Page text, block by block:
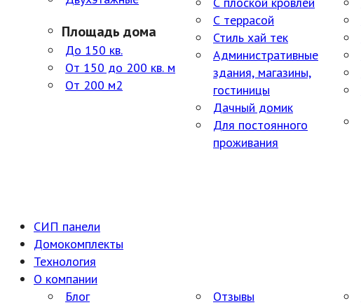
Площадь дома
До 150 кв.
От 150 до 200 кв. м
От 200 м2
С террасой
Стиль хай тек
Административные
здания, магазины,
гостиницы
Дачный домик
Для постоянного
проживания
СИП панели
Домокомплекты
Технология
О компании
Блог
Отзывы